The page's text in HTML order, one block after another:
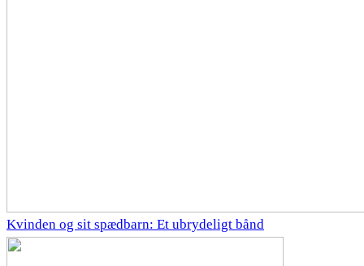
Kvinden og sit spædbarn: Et ubrydeligt bånd